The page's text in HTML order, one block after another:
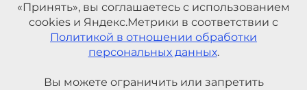
«Принять», вы соглашаетесь с использованием
cookies и Яндекс.Метрики в соответствии с
Политикой в отношении обработки
персональных данных.
Вы можете ограничить или запретить